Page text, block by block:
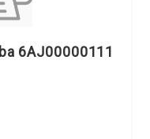
6AJ00000111